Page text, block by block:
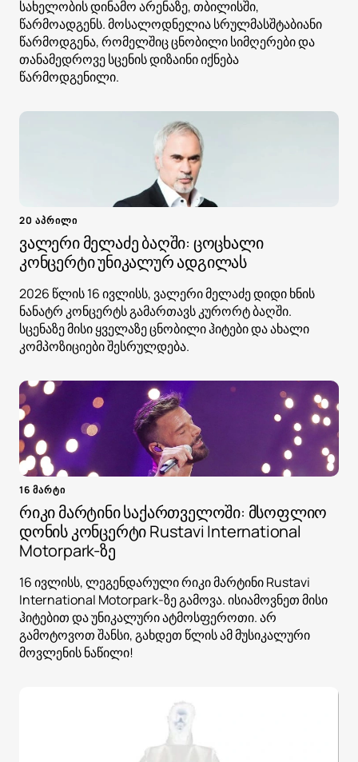
სახელობის დინამო არენაზე, თბილისში,
წარმოადგენს. მოსალოდნელია სრულმასშტაბიანი
წარმოდგენა, რომელშიც ცნობილი სიმღერები და
თანამედროვე სცენის დიზაინი იქნება
წარმოდგენილი.
20 აპრილი
ვალერი მელაძე ბაღში: ცოცხალი
კონცერტი უნიკალურ ადგილას
2026 წლის 16 ივლისს, ვალერი მელაძე დიდი ხნის
ნანატრ კონცერტს გამართავს კურორტ ბაღში.
სცენაზე მისი ყველაზე ცნობილი ჰიტები და ახალი
კომპოზიციები შესრულდება.
16 მარტი
რიკი მარტინი საქართველოში: მსოფლიო
დონის კონცერტი Rustavi International
Motorpark-ზე
16 ივლისს, ლეგენდარული რიკი მარტინი Rustavi
International Motorpark-ზე გამოვა. ისიამოვნეთ მისი
ჰიტებით და უნიკალური ატმოსფეროთი. არ
გამოტოვოთ შანსი, გახდეთ წლის ამ მუსიკალური
მოვლენის ნაწილი!